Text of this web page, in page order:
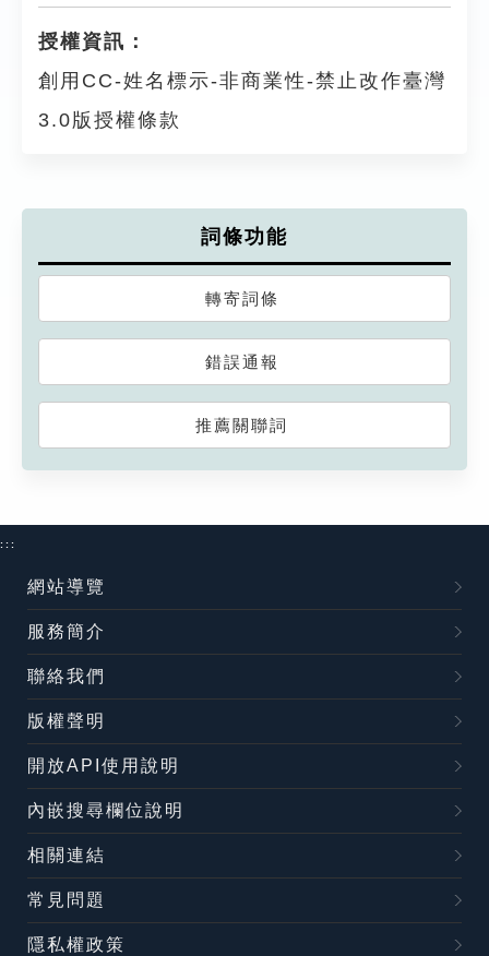
授權資訊：
創用CC-姓名標示-非商業性-禁止改作臺灣
3.0版授權條款
詞條功能
轉寄詞條
錯誤通報
推薦關聯詞
:::
網站導覽
服務簡介
聯絡我們
版權聲明
開放API使用說明
內嵌搜尋欄位說明
相關連結
常見問題
隱私權政策